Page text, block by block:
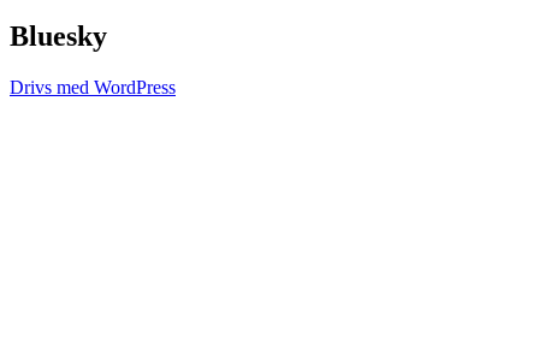
Bluesky
Drivs med WordPress